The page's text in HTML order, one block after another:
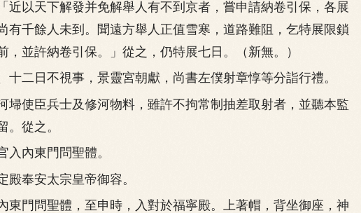
以天下解發并免解舉人有不到京者，嘗申請納卷引保，各展
有千餘人未到。聞遠方舉人正值雪寒，道路難阻，乞特展限鎖
，並許納卷引保。」從之，仍特展七日。（新無。）
二日不視事，景靈宮朝獻，尚書左僕射章惇等分詣行禮。
使臣兵士及修河物料，雖許不拘常制抽差取射者，並聽本監
。從之。
內東門問聖體。
奉安太宗皇帝御容。
門問聖體，至申時，入對於福寧殿。上著帽，背坐御座，神